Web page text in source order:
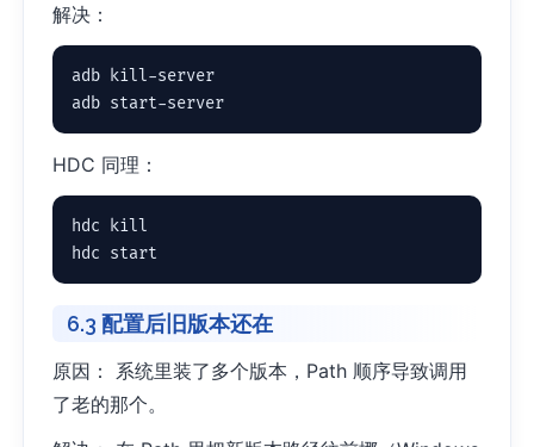
解决：
adb kill-server
adb start-server
HDC 同理：
hdc kill
hdc start
6.3 配置后旧版本还在
原因： 系统里装了多个版本，Path 顺序导致调用
了老的那个。